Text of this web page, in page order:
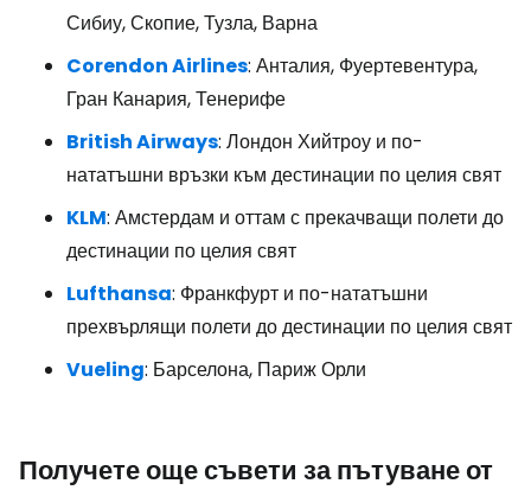
Сибиу, Скопие, Тузла, Варна
Corendon Airlines: Анталия, Фуертевентура,
Гран Канария, Тенерифе
British Airways: Лондон Хийтроу и по-
нататъшни връзки към дестинации по целия свят
KLM: Амстердам и оттам с прекачващи полети до
дестинации по целия свят
Lufthansa: Франкфурт и по-нататъшни
прехвърлящи полети до дестинации по целия свят
Vueling: Барселона, Париж Орли
Получете още съвети за пътуване от